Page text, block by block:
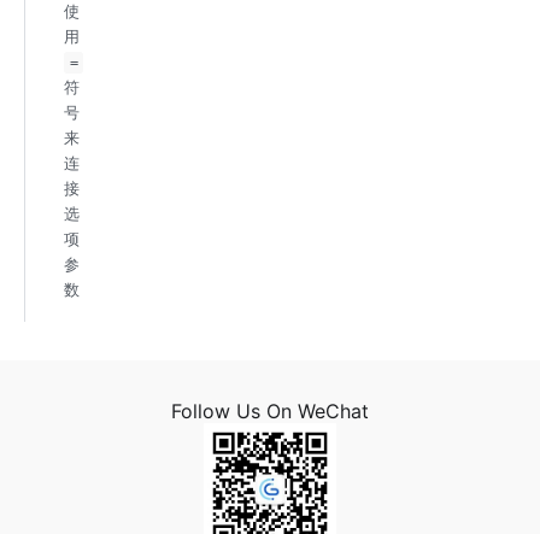
使
用
=
符
号
来
连
接
选
项
参
数
Follow Us On WeChat